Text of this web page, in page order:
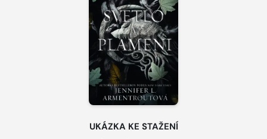
UKÁZKA KE STAŽENÍ